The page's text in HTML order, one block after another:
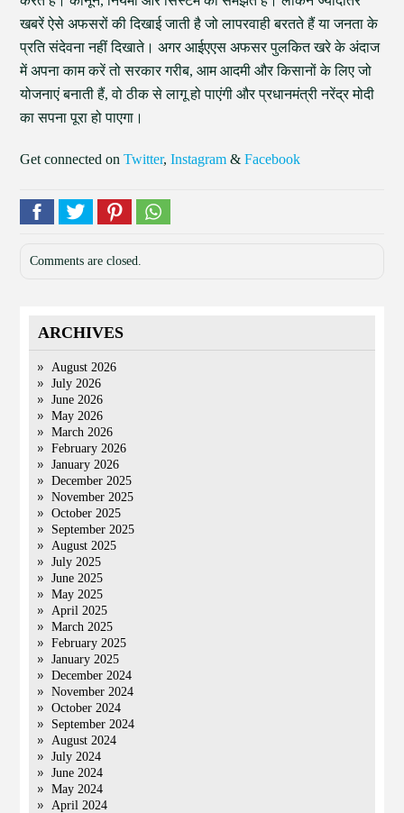
खबरें ऐसे अफसरों की दिखाई जाती है जो लापरवाही बरतते हैं या जनता के
प्रति संदेवना नहीं दिखाते। अगर आईएएस अफसर पुलकित खरे के अंदाज
में अपना काम करें तो सरकार गरीब, आम आदमी और किसानों के लिए जो
योजनाएं बनाती हैं, वो ठीक से लागू हो पाएंगी और प्रधानमंत्री नरेंद्र मोदी
का सपना पूरा हो पाएगा।
Get connected onTwitter,Instagram &Facebook
Comments are closed.
ARCHIVES
August 2026
July 2026
June 2026
May 2026
March 2026
February 2026
January 2026
December 2025
November 2025
October 2025
September 2025
August 2025
July 2025
June 2025
May 2025
April 2025
March 2025
February 2025
January 2025
December 2024
November 2024
October 2024
September 2024
August 2024
July 2024
June 2024
May 2024
April 2024